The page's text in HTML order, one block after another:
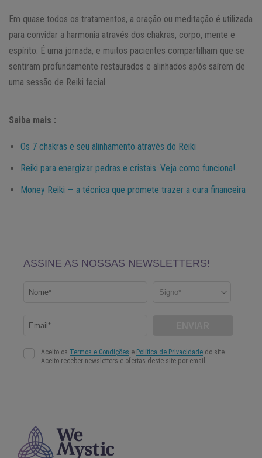
Em quase todos os tratamentos, a oração ou meditação é utilizada
para convidar a harmonia através dos chakras, corpo, mente e
espírito. É uma jornada, e muitos pacientes compartilham que se
sentiram profundamente restaurados e alinhados após saírem de
uma sessão de Reiki facial.
Saiba mais :
Os 7 chakras e seu alinhamento através do Reiki
Reiki para energizar pedras e cristais. Veja como funciona!
Money Reiki — a técnica que promete trazer a cura financeira